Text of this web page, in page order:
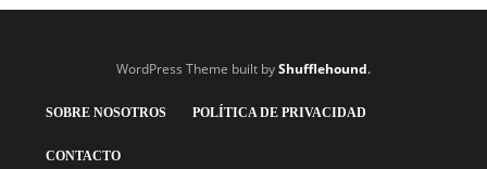
WordPress Theme built byShufflehound.
SOBRE NOSOTROS POLÍTICA DE PRIVACIDAD
CONTACTO